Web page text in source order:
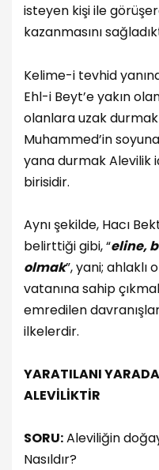
isteyen kişi ile
kazanmasını
Kelime-i tevhid
Ehl-i Beyt’e yakın
olanlara uzak
Muhammed’in
yana durmak Alevilik
birisidir.
Aynı şekilde, Hacı
belirttiği gibi, “eline,
olmak”, yani; ahlaklı
vatanına sahip
emredilen
ilkelerdir.
YARATILANI
ALEVİLİKTİR
SORU:Aleviliğin
Nasıldır?